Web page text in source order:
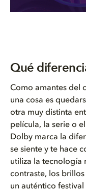
Qué
Como amantes del
una cosa es
otra muy distinta
película, la serie o
Dolby marca la
se siente y te hace
utiliza la tecnología
contraste, los brillos
un auténtico